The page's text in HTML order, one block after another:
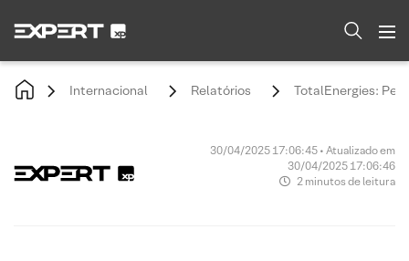
Internacional Relatórios TotalEnergies:
30/04/2025 17:06:45 • Atualizado em
30/04/2025 17:06:46
2 minutos de leitura